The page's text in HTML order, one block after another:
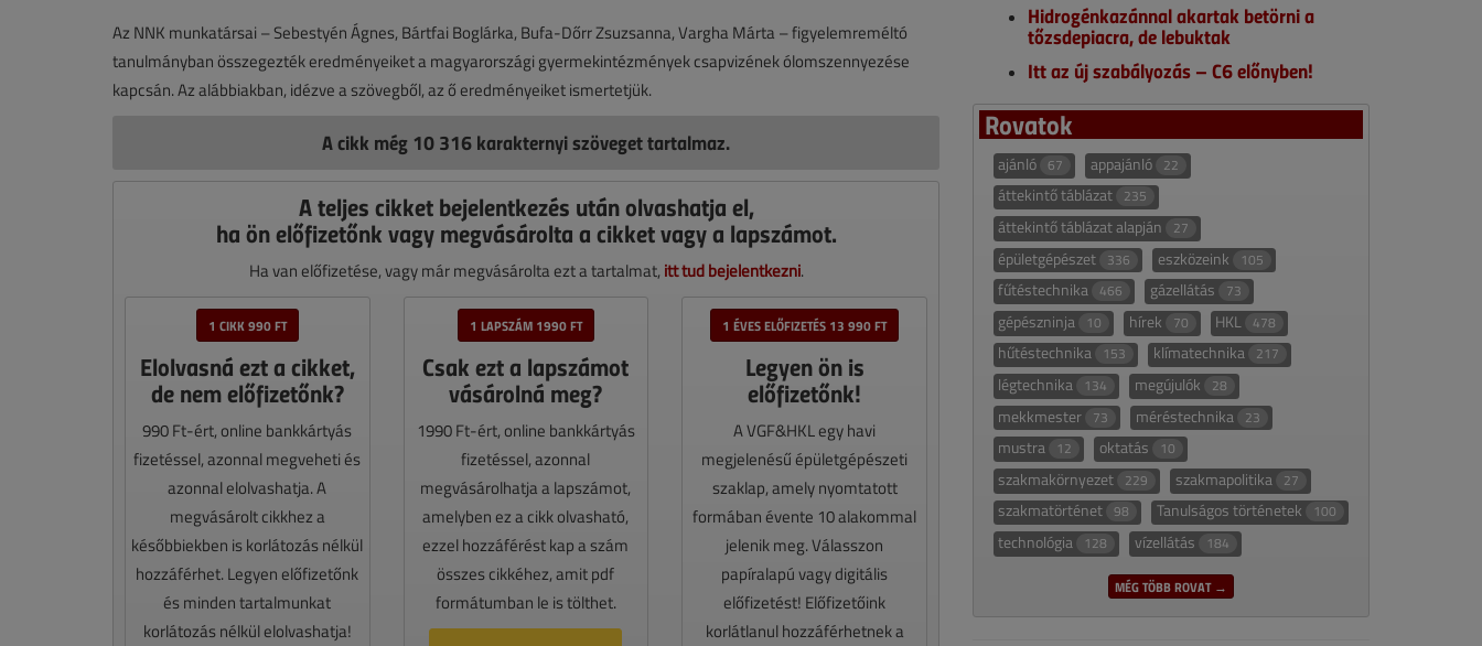
Az NNK munkatársai – Sebestyén Ágnes, Bártfai Boglárka, Bufa-Dőrr Zsuzsanna, Vargha Márta – figyelemreméltó
tanulmányban összegezték eredményeiket a magyarországi gyermekintézmények csapvizének ólomszennyezése
kapcsán. Az alábbiakban, idézve a szövegből, az ő eredményeiket ismertetjük.
A cikk még 10 316 karakternyi szöveget tartalmaz.
A teljes cikket bejelentkezés után olvashatja el,
ha ön előfizetőnk vagy megvásárolta a cikket vagy a lapszámot.
Ha van előfizetése, vagy már megvásárolta ezt a tartalmat, itt tud bejelentkezni.
1 CIKK 990 FT
Elolvasná ezt a cikket,
de nem előfizetőnk?
990 Ft-ért, online bankkártyás
fizetéssel, azonnal megveheti és
azonnal elolvashatja. A
megvásárolt cikkhez a
későbbiekben is korlátozás nélkül
hozzáférhet. Legyen előfizetőnk
és minden tartalmunkat
korlátozás nélkül elolvashatja!
1 LAPSZÁM 1990 FT
Csak ezt a lapszámot
vásárolná meg?
1990 Ft-ért, online bankkártyás
fizetéssel, azonnal
megvásárolhatja a lapszámot,
amelyben ez a cikk olvasható,
ezzel hozzáférést kap a szám
összes cikkéhez, amit pdf
formátumban le is tölthet.
1 ÉVES ELŐFIZETÉS 13 990 FT
Legyen ön is
előfizetőnk!
A VGF&HKL egy havi
megjelenésű épületgépészeti
szaklap, amely nyomtatott
formában évente 10 alakommal
jelenik meg. Válasszon
papíralapú vagy digitális
előfizetést! Előfizetőink
korlátlanul hozzáférhetnek a
Hidrogénkazánnal akartak betörni a
tőzsdepiacra, de lebuktak
Itt az új szabályozás – C6 előnyben!
Rovatok
ajánló 67 appajánló 22
áttekintő táblázat 235
áttekintő táblázat alapján 27
épületgépészet 336 eszközeink 105
fűtéstechnika 466 gázellátás 73
gépészninja 10 hírek 70 HKL 478
hűtéstechnika 153 klímatechnika 217
légtechnika 134 megújulók 28
mekkmester 73 méréstechnika 23
mustra 12 oktatás 10
szakmakörnyezet 229 szakmapolitika 27
szakmatörténet 98 Tanulságos történetek 100
technológia 128 vízellátás 184
MÉG TÖBB ROVAT →